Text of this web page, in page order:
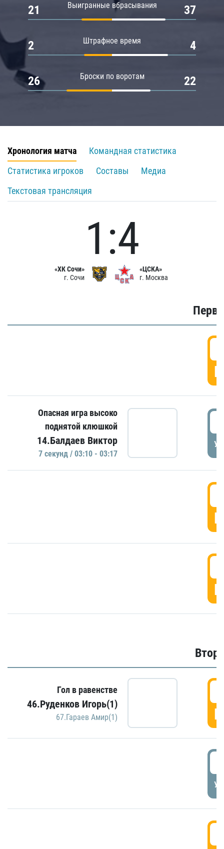
Выигранные вбрасывания
21 37
Штрафное время
2 4
Броски по воротам
26 22
Хронология матча
Командная статистика
Статистика игроков
Составы
Медиа
Текстовая трансляция
«ХК Сочи»
г. Сочи
1:4
«ЦСКА»
г. Москва
Опасная игра высоко
поднятой клюшкой
14.Балдаев Виктор
7 секунд / 03:10 - 03:17
Гол в равенстве
46.Руденков Игорь(1)
67.Гараев Амир(1)